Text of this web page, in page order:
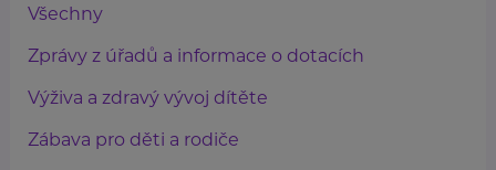
Všechny
Zprávy z úřadů a informace o dotacích
Výživa a zdravý vývoj dítěte
Zábava pro děti a rodiče